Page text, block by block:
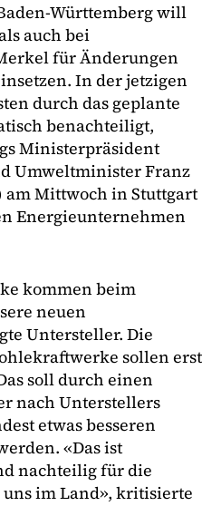
Württemberg will
auch bei
für Änderungen
In der jetzigen
durch das geplante
benachteiligt,
Ministerpräsident
Umweltminister Franz
Mittwoch in Stuttgart
Energieunternehmen
kommen beim
neuen
Untersteller. Die
sollen erst
soll durch einen
nach Unterstellers
etwas besseren
«Das ist
nachteilig für die
im Land», kritisierte